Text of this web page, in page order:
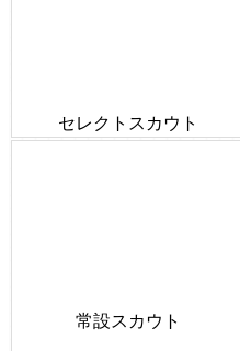
セレクトスカウト
常設スカウト